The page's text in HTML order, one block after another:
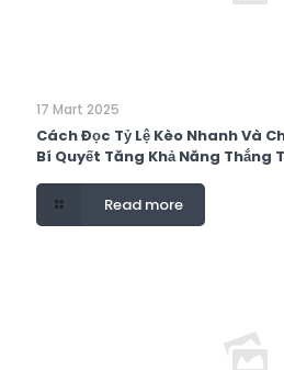
17 Mart 2025
Cách Đọc Tỷ Lệ Kèo Nhanh Và
Bí Quyết Tăng Khả Năng Thắng
Read more